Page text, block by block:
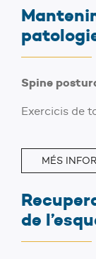
Spine
Exercicis de
MÉS
de